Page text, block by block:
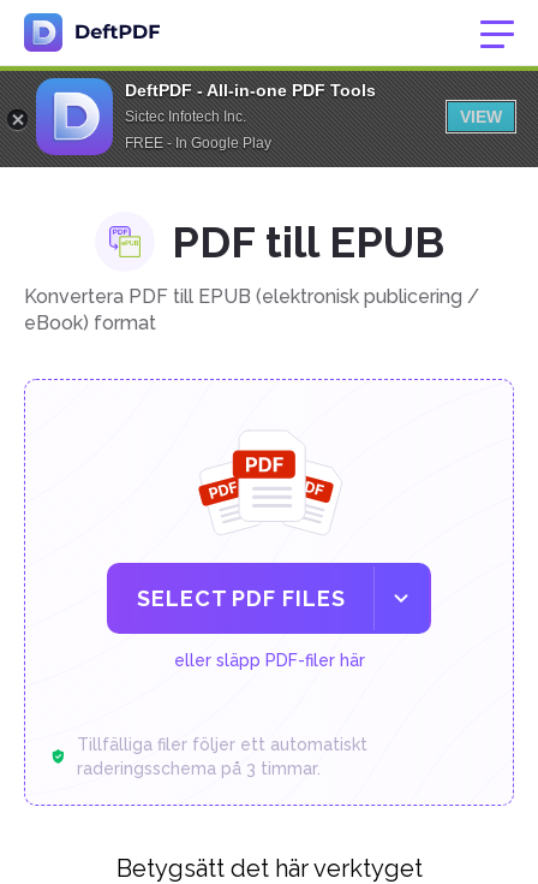
DeftPDF - All-in-one PDF Tools
Sictec Infotech Inc.
FREE - In Google Play
VIEW
PDF till EPUB
Konvertera PDF till EPUB (elektronisk publicering /
eBook) format
SELECT PDF FILES
eller släpp PDF-filer här
Tillfälliga filer följer ett automatiskt
raderingsschema på 3 timmar.
Betygsätt det här verktyget